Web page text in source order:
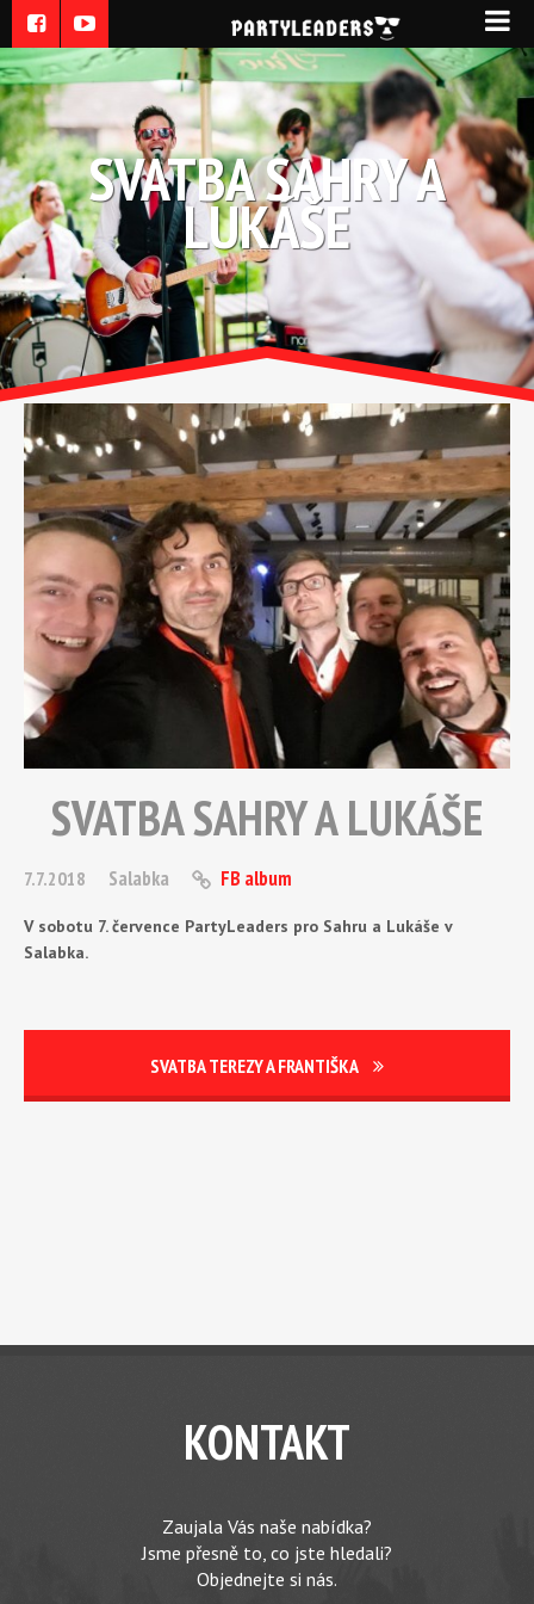
SVATBA SAHRY A
LUKÁŠE
SVATBA SAHRY A LUKÁŠE
7.7.2018 Salabka FB album
V sobotu 7. července PartyLeaders pro Sahru a Lukáše v
Salabka.
SVATBA TEREZY A FRANTIŠKA
KONTAKT
Zaujala Vás naše nabídka?
Jsme přesně to, co jste hledali?
Objednejte si nás.